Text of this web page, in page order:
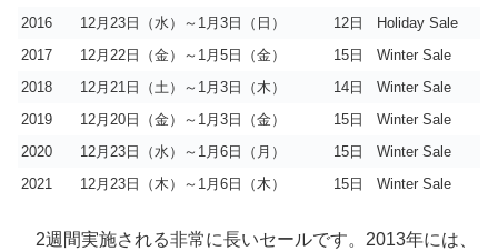
2016
12月23日（水）～1月3日（日） 12日
Holiday Sale
2017
12月22日（金）～1月5日（金） 15日
Winter Sale
2018
12月21日（土）～1月3日（木） 14日
Winter Sale
2019
12月20日（金）～1月3日（金） 15日
Winter Sale
2020
12月23日（水）～1月6日（月） 15日
Winter Sale
2021
12月23日（木）～1月6日（木） 15日 Winter Sale
2週間実施される非常に長いセールです。2013年には、